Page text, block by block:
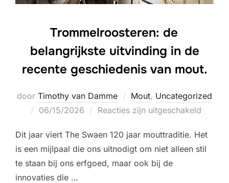
Trommelroosteren: de
belangrijkste uitvinding in de
recente geschiedenis van mout.
door Timothy van Damme Mout, Uncategorized
Geplaatst
06/15/2026 Reacties zijn uitgeschakeld
Dit jaar viert The Swaen 120 jaar mouttraditie. Het
is een mijlpaal die ons uitnodigt om niet alleen stil
te staan ​​bij ons erfgoed, maar ook bij de
innovaties die …